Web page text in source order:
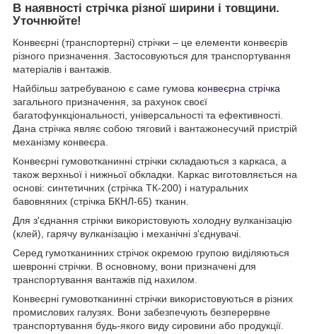
В наявності стрічка різної ширини і товщини.
Уточнюйте!
Конвеєрні (транспортерні) стрічки – це елементи конвеєрів
різного призначення. Застосовуються для транспортування
матеріалів і вантажів.
Найбільш затребуваною є саме гумова конвеєрна стрічка
загального призначення, за рахунок своєї
багатофункціональності, універсальності та ефективності.
Дана стрічка являє собою тяговий і вантажонесучий пристрій
механізму конвеєра.
Конвеєрні гумовотканинні стрічки складаються з каркаса, а
також верхньої і нижньої обкладки. Каркас виготовляється на
основі: синтетичних (стрічка ТК-200) і натуральних
бавовняних (стрічка БКНЛ-65) тканин.
Для з'єднання стрічки використовують холодну вулканізацію
(клей), гарячу вулканізацію і механічні з'єднувачі.
Серед гумотканинних стрічок окремою групою виділяються
шевронні стрічки. В основному, вони призначені для
транспортування вантажів під нахилом.
Конвеєрні гумовотканинні стрічки використовуються в різних
промислових галузях. Вони забезпечують безперервне
транспортування будь-якого виду сировини або продукції.